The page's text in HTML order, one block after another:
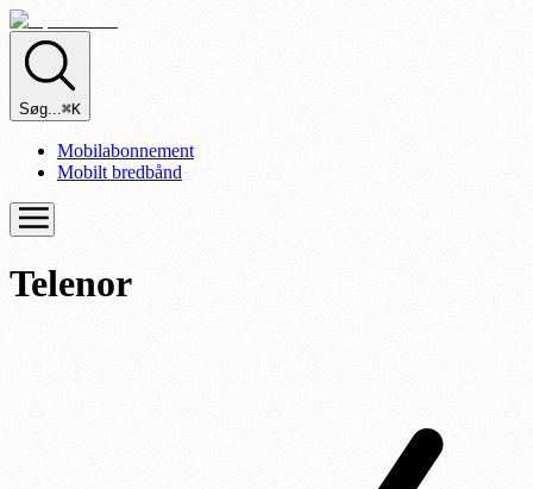
Søg...⌘K
Mobilabonnement
Mobilt bredbånd
Telenor